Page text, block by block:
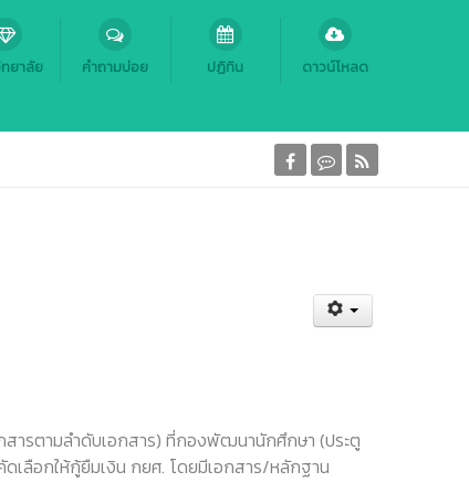
ยาลัย คำถามบ่อย ปฏิทิน ดาวน์โหลด
ารตามลำดับเอกสาร) ที่กองพัฒนานักศึกษา (ประตู
ลือกให้กู้ยืมเงิน กยศ. โดยมีเอกสาร/หลักฐาน